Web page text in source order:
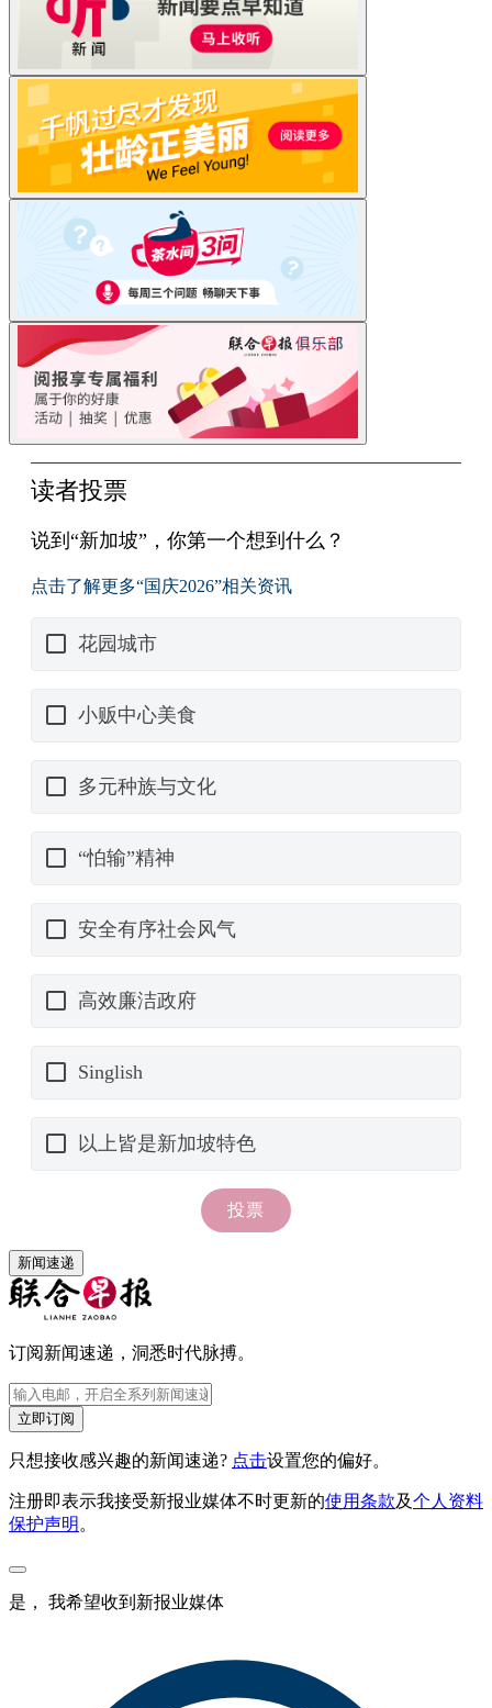
新闻速递
订阅新闻速递，洞悉时代脉搏。
立即订阅
只想接收感兴趣的新闻速递? 点击设置您的偏好。
注册即表示我接受新报业媒体不时更新的使用条款及个人资料
保护声明 。
是， 我希望收到新报业媒体